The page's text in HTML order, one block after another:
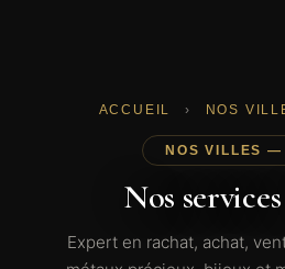
ACCUEIL › NOS
NOS VILLES —
Nos
Expert en rachat, achat,